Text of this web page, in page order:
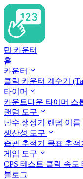
탭 카운터
홈
카운터
클릭 카운터 계수기
타이머
카운트다운 타이머 스
랜덤 도구
난수 생성기 랜덤 이름
생산성 도구
습관 추적기 목표 추적
게임 도구
CPS 테스트 클릭 속도
블로그